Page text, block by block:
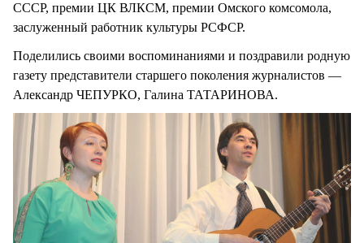
СССР, премии ЦК ВЛКСМ, премии Омского комсомола,
заслуженный работник культуры РСФСР.
Поделились своими воспоминаниями и поздравили родную
газету представители старшего поколения журналистов —
Александр ЧЕПУРКО, Галина ТАТАРИНОВА.